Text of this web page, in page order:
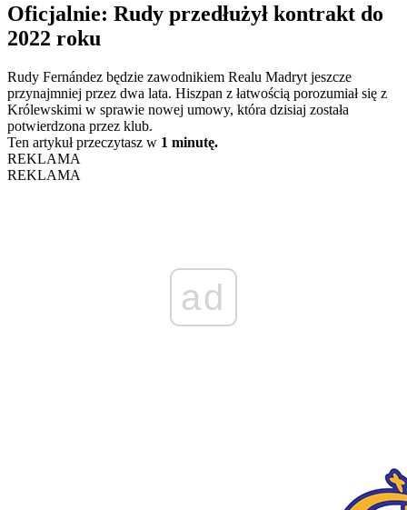
Oficjalnie: Rudy przedłużył kontrakt do
2022 roku
Rudy Fernández będzie zawodnikiem Realu Madryt jeszcze
przynajmniej przez dwa lata. Hiszpan z łatwością porozumiał się z
Królewskimi w sprawie nowej umowy, która dzisiaj została
potwierdzona przez klub.
Ten artykuł przeczytasz w 1 minutę.
REKLAMA
REKLAMA
ad